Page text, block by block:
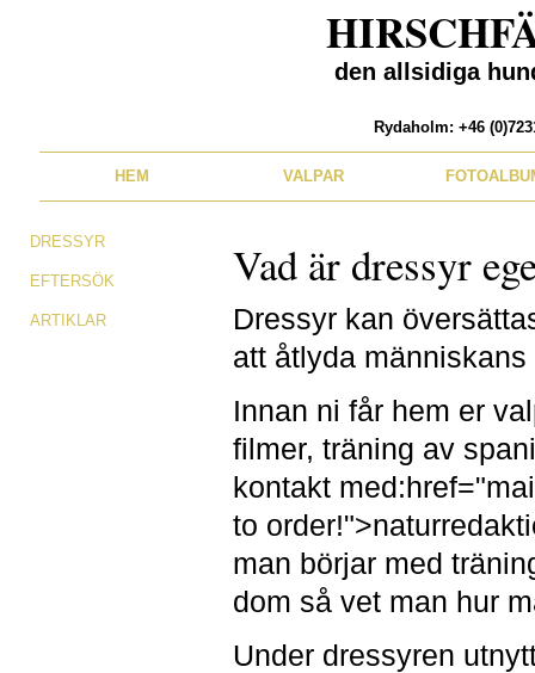
den allsidiga
Rydaholm: +46
HEM VALPAR
DRESSYR
EFTERSÖK
ARTIKLAR
Vad är dressyr
Dressyr kan
att åtlyda människans
Innan ni får hem er
filmer, träning av
kontakt
to
man börjar med
dom så vet man hur
Under dressyren